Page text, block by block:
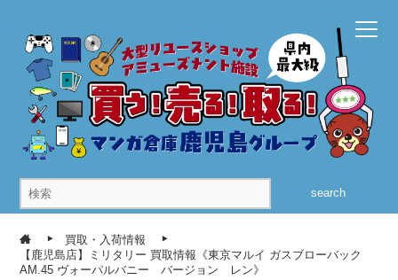
search
買取・入荷情報
【鹿児島店】ミリタリー 買取情報《東京マルイ ガスブローバック
AM.45 ヴォーパルバニー バージョン レン》